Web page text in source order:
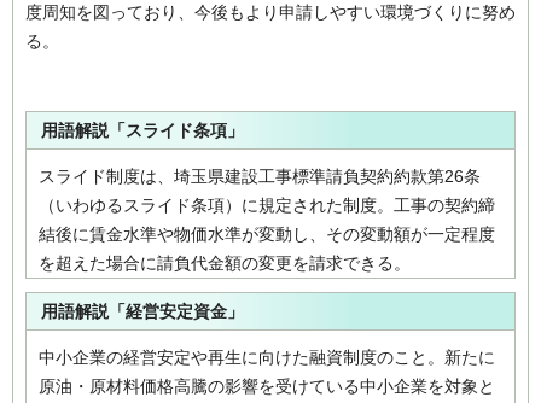
度周知を図っており、今後もより申請しやすい環境づくりに努め
る。
用語解説「スライド条項」
スライド制度は、埼玉県建設工事標準請負契約約款第26条
（いわゆるスライド条項）に規定された制度。工事の契約締
結後に賃金水準や物価水準が変動し、その変動額が一定程度
を超えた場合に請負代金額の変更を請求できる。
用語解説「経営安定資金」
中小企業の経営安定や再生に向けた融資制度のこと。新たに
原油・原材料価格高騰の影響を受けている中小企業を対象と